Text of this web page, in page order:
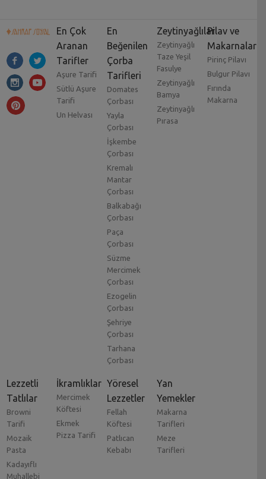
En Çok
Aranan
Tarifler
Aşure Tarifi
Sütlü Aşure
Tarifi
Un Helvası
En
Beğenilen
Çorba
Tarifleri
Domates
Çorbası
Yayla
Çorbası
İşkembe
Çorbası
Kremalı
Mantar
Çorbası
Balkabağı
Çorbası
Paça
Çorbası
Süzme
Mercimek
Çorbası
Ezogelin
Çorbası
Şehriye
Çorbası
Tarhana
Çorbası
Zeytinyağlılar
Zeytinyağlı
Taze Yeşil
Fasulye
Zeytinyağlı
Bamya
Zeytinyağlı
Pırasa
Pilav ve
Makarnalar
Pirinç Pilavı
Bulgur Pilavı
Fırında
Makarna
Lezzetli
Tatlılar
Browni
Tarifi
Mozaik
Pasta
Kadayıflı
Muhallebi
İkramlıklar
Mercimek
Köftesi
Ekmek
Pizza Tarifi
Yöresel
Lezzetler
Fellah
Köftesi
Patlıcan
Kebabı
Yan
Yemekler
Makarna
Tarifleri
Meze
Tarifleri